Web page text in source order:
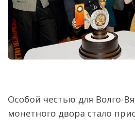
Особой честью для Волго-
монетного двора стало